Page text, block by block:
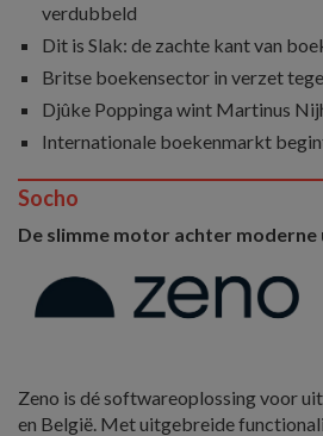
verdubbeld
Dit is Slak: de zachte kant van
Britse boekensector in verzet
Djûke Poppinga wint Martinus
Internationale boekenmarkt
Socho
De slimme motor achter
Zeno is dé softwareoplossing voor
en België. Met uitgebreide